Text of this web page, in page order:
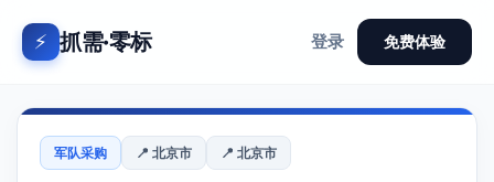
⚡ 抓需·零标 登录 免费体验
军队采购 📍 北京市 📍 北京市